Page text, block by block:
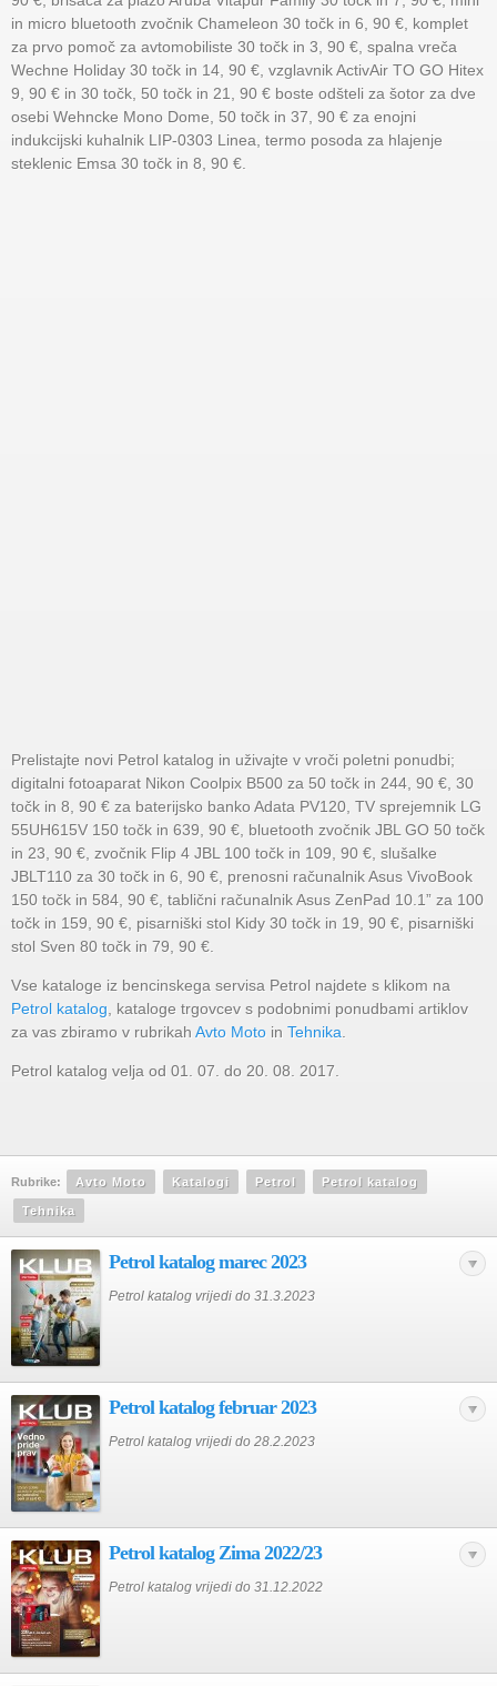
in micro bluetooth zvočnik Chameleon 30 točk in 6, 90 €, komplet
za prvo pomoč za avtomobiliste 30 točk in 3, 90 €, spalna vreča
Wechne Holiday 30 točk in 14, 90 €, vzglavnik ActivAir TO GO Hitex
9, 90 € in 30 točk, 50 točk in 21, 90 € boste odšteli za šotor za dve
osebi Wehncke Mono Dome, 50 točk in 37, 90 € za enojni
indukcijski kuhalnik LIP-0303 Linea, termo posoda za hlajenje
steklenic Emsa 30 točk in 8, 90 €.
Prelistajte novi Petrol katalog in uživajte v vroči poletni ponudbi;
digitalni fotoaparat Nikon Coolpix B500 za 50 točk in 244, 90 €, 30
točk in 8, 90 € za baterijsko banko Adata PV120, TV sprejemnik LG
55UH615V 150 točk in 639, 90 €, bluetooth zvočnik JBL GO 50 točk
in 23, 90 €, zvočnik Flip 4 JBL 100 točk in 109, 90 €, slušalke
JBLT110 za 30 točk in 6, 90 €, prenosni računalnik Asus VivoBook
150 točk in 584, 90 €, tablični računalnik Asus ZenPad 10.1” za 100
točk in 159, 90 €, pisarniški stol Kidy 30 točk in 19, 90 €, pisarniški
stol Sven 80 točk in 79, 90 €.
Vse kataloge iz bencinskega servisa Petrol najdete s klikom na
Petrol katalog , kataloge trgovcev s podobnimi ponudbami artiklov
za vas zbiramo v rubrikah Avto Moto in Tehnika
Petrol katalog velja od 01. 07. do 20. 08. 2017.
Rubrike: Avto Moto Katalogi Petrol Petrol katalog
Tehnika
Petrol katalog marec 2023
Petrol katalog vrijedi do 31.3.2023
Petrol katalog februar 2023
Petrol katalog vrijedi do 28.2.2023
Petrol katalog Zima 2022/23
Petrol katalog vrijedi do 31.12.2022